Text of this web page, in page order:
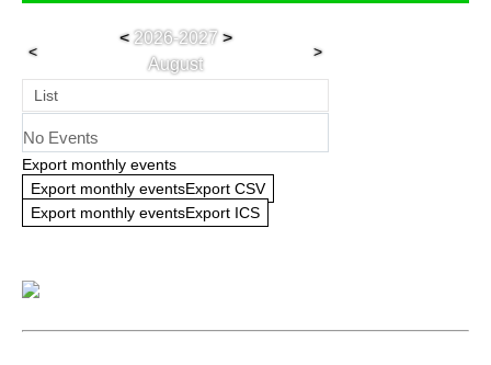
<
<2026-2027 >
August
>
List
No Events
Export monthly events
Export monthly eventsExport CSV
Export monthly eventsExport ICS